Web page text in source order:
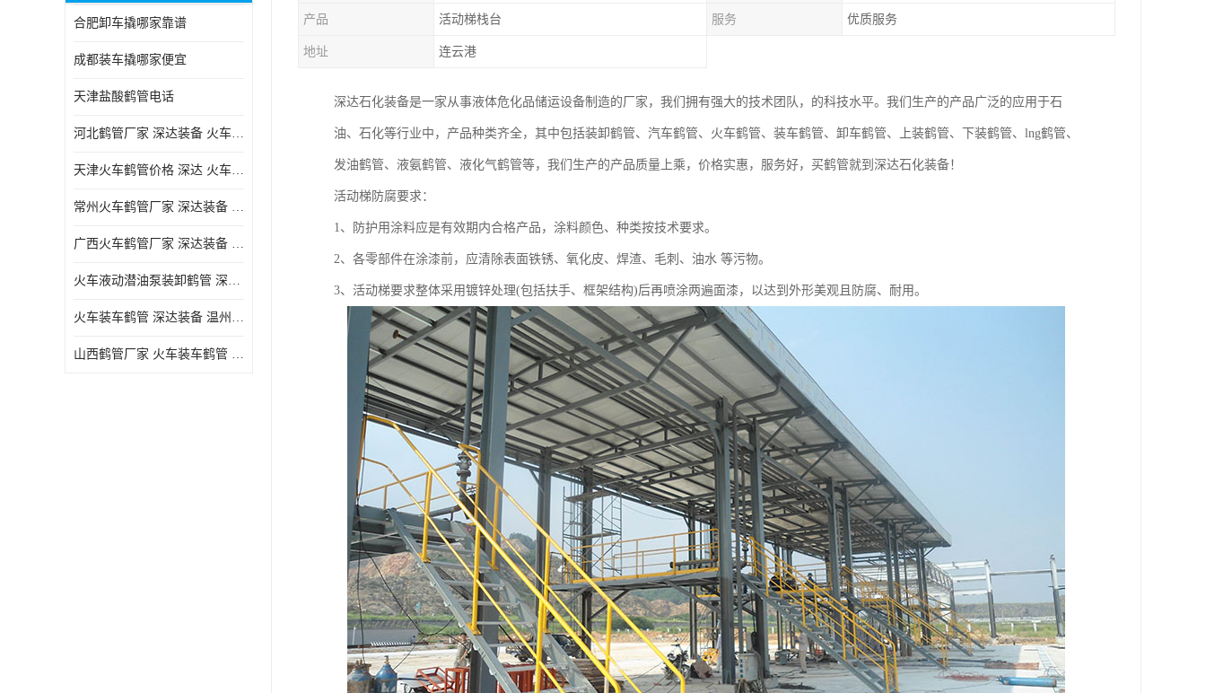
合肥卸车撬哪家靠谱
成都装车撬哪家便宜
天津盐酸鹤管电话
河北鹤管厂家 深达装备 火车液动潜油泵装卸鹤管
天津火车鹤管价格 深达 火车鹤管系列
常州火车鹤管厂家 深达装备 火车鹤管系列
广西火车鹤管厂家 深达装备 火车鹤管系列
火车液动潜油泵装卸鹤管 深达装备 安徽火车鹤管厂家
火车装车鹤管 深达装备 温州鹤管价格
山西鹤管厂家 火车装车鹤管 深达
产品 活动梯栈台 服务 优质服务
地址 连云港
深达石化装备是一家从事液体危化品储运设备制造的厂家，我们拥有强大的技术团队，的科技水平。我们生产的产品广泛的应用于石
油、石化等行业中，产品种类齐全，其中包括装卸鹤管、汽车鹤管、火车鹤管、装车鹤管、卸车鹤管、上装鹤管、下装鹤管、lng鹤管、
发油鹤管、液氨鹤管、液化气鹤管等，我们生产的产品质量上乘，价格实惠，服务好，买鹤管就到深达石化装备！
活动梯防腐要求：
1、防护用涂料应是有效期内合格产品，涂料颜色、种类按技术要求。
2、各零部件在涂漆前，应清除表面铁锈、氧化皮、焊渣、毛刺、油水 等污物。
3、活动梯要求整体采用镀锌处理(包括扶手、框架结构)后再喷涂两遍面漆，以达到外形美观且防腐、耐用。